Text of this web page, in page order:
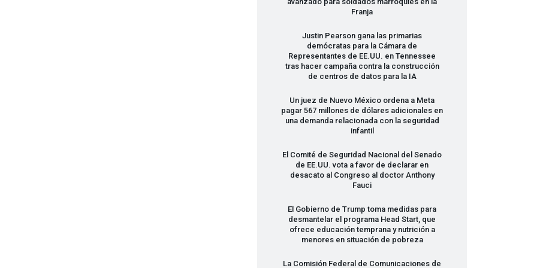
Franja
Justin Pearson gana las primarias
demócratas para la Cámara de
Representantes de EE.UU. en Tennessee
tras hacer campaña contra la construcción
de centros de datos para la IA
Un juez de Nuevo México ordena a Meta
pagar 567 millones de dólares adicionales en
una demanda relacionada con la seguridad
infantil
El Comité de Seguridad Nacional del Senado
de EE.UU. vota a favor de declarar en
desacato al Congreso al doctor Anthony
Fauci
El Gobierno de Trump toma medidas para
desmantelar el programa Head Start, que
ofrece educación temprana y nutrición a
menores en situación de pobreza
La Comisión Federal de Comunicaciones de